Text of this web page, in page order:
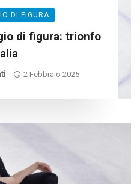
DI FIGURA
di figura: trionfo
2 Febbraio 2025